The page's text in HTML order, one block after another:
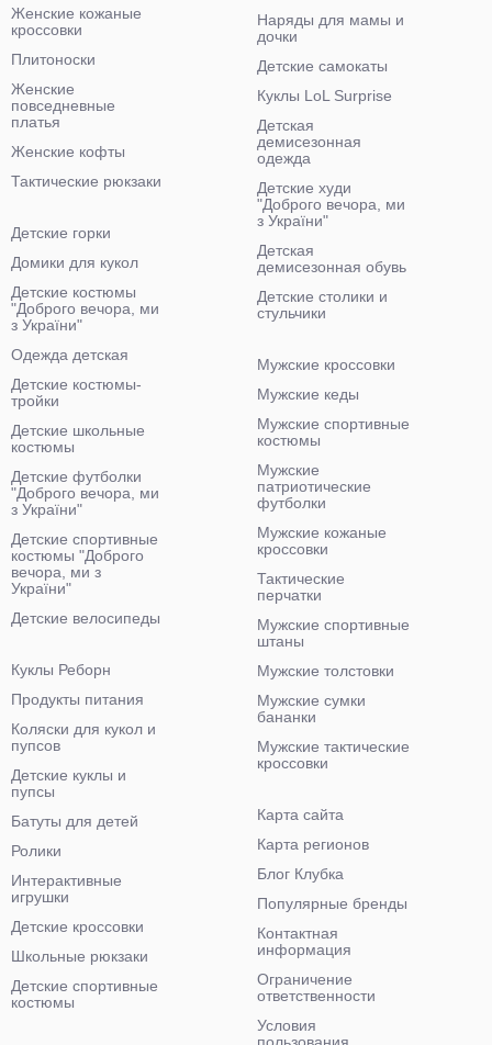
Женские кожаные
кроссовки
Плитоноски
Женские
повседневные
платья
Женские кофты
Тактические рюкзаки
Наряды для мамы и
дочки
Детские самокаты
Куклы LoL Surprise
Детская
демисезонная
одежда
Детские худи
"Доброго вечора, ми
з України"
Детская
демисезонная обувь
Детские столики и
стульчики
Детские горки
Домики для кукол
Детские костюмы
"Доброго вечора, ми
з України"
Одежда детская
Детские костюмы-
тройки
Детские школьные
костюмы
Детские футболки
"Доброго вечора, ми
з України"
Детские спортивные
костюмы "Доброго
вечора, ми з
України"
Детские велосипеды
Мужские кроссовки
Мужские кеды
Мужские спортивные
костюмы
Мужские
патриотические
футболки
Мужские кожаные
кроссовки
Тактические
перчатки
Мужские спортивные
штаны
Мужские толстовки
Мужские сумки
бананки
Мужские тактические
кроссовки
Куклы Реборн
Продукты питания
Коляски для кукол и
пупсов
Детские куклы и
пупсы
Батуты для детей
Ролики
Интерактивные
игрушки
Детские кроссовки
Школьные рюкзаки
Детские спортивные
костюмы
Карта сайта
Карта регионов
Блог Клубка
Популярные бренды
Контактная
информация
Ограничение
ответственности
Условия